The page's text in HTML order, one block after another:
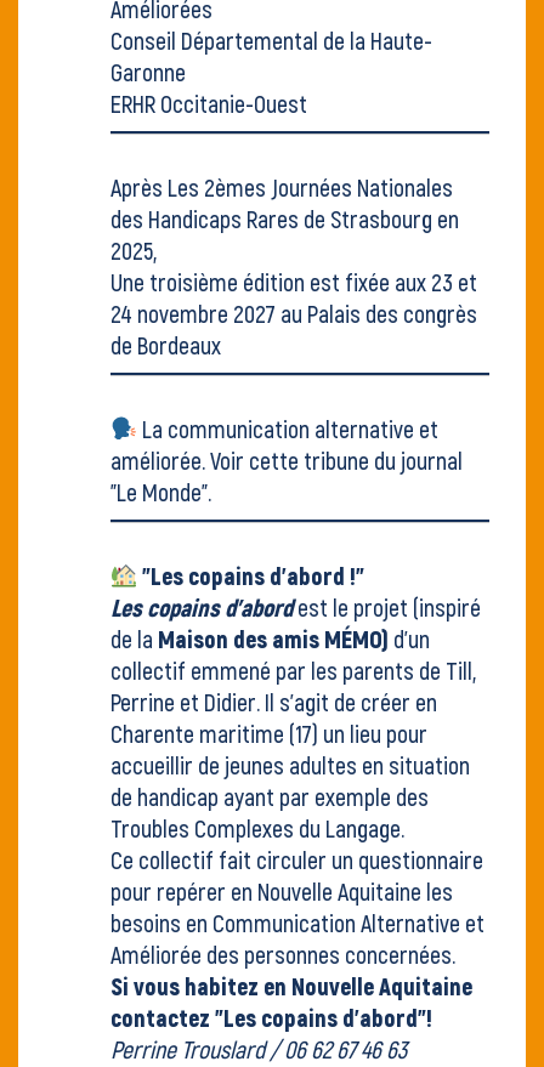
Améliorées
Conseil Départemental de la Haute-
Garonne
ERHR Occitanie-Ouest
Après Les 2èmes Journées Nationales
des Handicaps Rares de Strasbourg en
2025,
Une troisième édition est fixée aux 23 et
24 novembre 2027 au Palais des congrès
de Bordeaux
La communication alternative et
améliorée. Voir cette tribune du journal
"Le Monde".
"Les copains d'abord !"
Les copains d’abord est le projet (inspiré
de la Maison des amis MÉMO) d'un
collectif emmené par les parents de Till,
Perrine et Didier. Il s'agit de créer en
Charente maritime (17) un lieu pour
accueillir de jeunes adultes en situation
de handicap ayant par exemple des
Troubles Complexes du Langage.
Ce collectif fait circuler un questionnaire
pour repérer en Nouvelle Aquitaine les
besoins en Communication Alternative et
Améliorée des personnes concernées.
Si vous habitez en Nouvelle Aquitaine
contactez "Les copains d'abord"!
Perrine Trouslard / 06 62 67 46 63